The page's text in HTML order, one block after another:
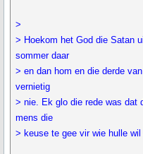
>
> Hoekom het God die Satan
sommer daar
> en dan hom en die derde
vernietig
> nie. Ek glo die rede was dat
mens die
> keuse te gee vir wie hulle wil